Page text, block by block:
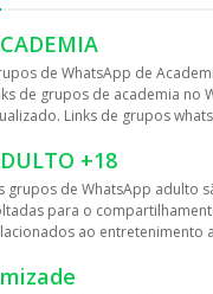
de WhatsApp de
de grupos de academia no
Links de grupos
Whatsapp – Link Grupo
de grupos do Whatsapp
podem expirar. Mas antes
redes sociais. Conheça os
e converse com
Interaja com pessoas do
fora do brasil. Em grupos de
+18
grupos de WhatsApp adulto
para o
ao entretenimento
temas como